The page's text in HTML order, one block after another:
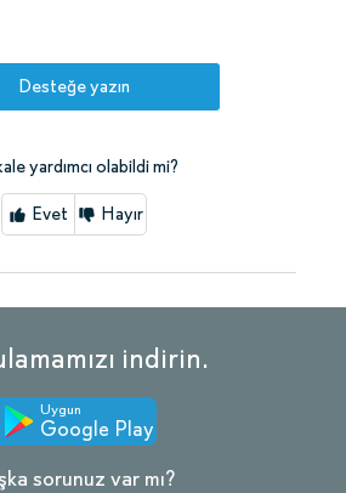
Desteğe yazın
yardımcı olabildi mi?
Evet Hayır
indirin.
Uygun
Google Play
sorunuz var mı?